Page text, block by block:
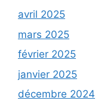
avril 2025
mars 2025
février 2025
janvier 2025
décembre 2024